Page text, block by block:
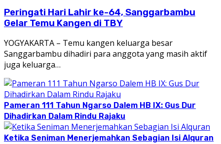
Peringati Hari Lahir ke-64, Sanggarbambu
Gelar Temu Kangen di TBY
YOGYAKARTA – Temu kangen keluarga besar
Sanggarbambu dihadiri para anggota yang masih aktif
juga keluarga…
Pameran 111 Tahun Ngarso Dalem HB IX: Gus Dur
Dihadirkan Dalam Rindu Rajaku
Ketika Seniman Menerjemahkan Sebagian Isi Alquran